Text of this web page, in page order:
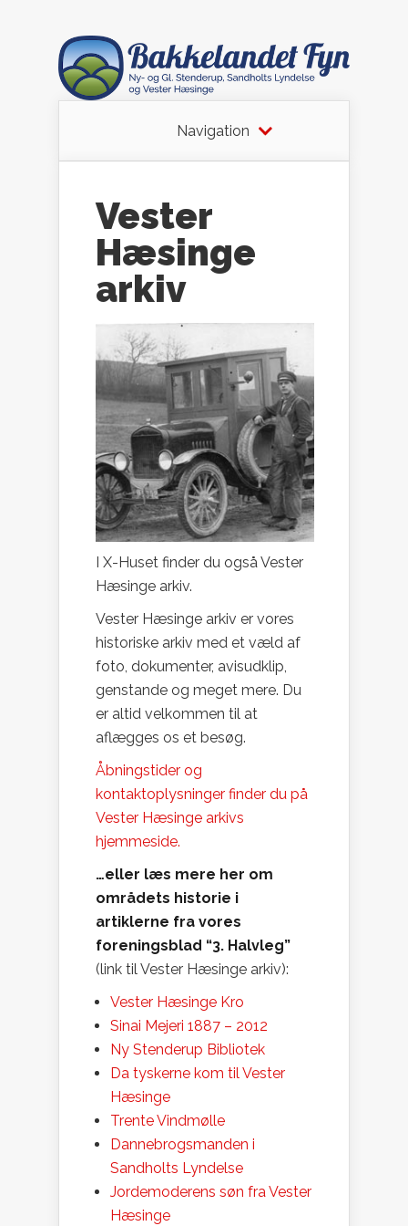
Navigation
Vester
Hæsinge
arkiv
I X-Huset finder du også Vester
Hæsinge arkiv.
Vester Hæsinge arkiv er vores
historiske arkiv med et væld af
foto, dokumenter, avisudklip,
genstande og meget mere. Du
er altid velkommen til at
aflægges os et besøg.
Åbningstider og
kontaktoplysninger finder du på
Vester Hæsinge arkivs
hjemmeside.
…eller læs mere her om
områdets historie i
artiklerne fra vores
foreningsblad “3. Halvleg”
(link til Vester Hæsinge arkiv):
Vester Hæsinge Kro
Sinai Mejeri 1887 – 2012
Ny Stenderup Bibliotek
Da tyskerne kom til Vester
Hæsinge
Trente Vindmølle
Dannebrogsmanden i
Sandholts Lyndelse
Jordemoderens søn fra Vester
Hæsinge